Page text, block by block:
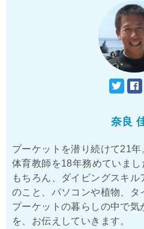
奈良
プーケットを潜り続けて21
体育教師を18年務めていま
もちろん、ダイビングスキル
のこと、パソコンや植物、タ
プーケットの暮らしの中で気
を、お伝えしていきます。